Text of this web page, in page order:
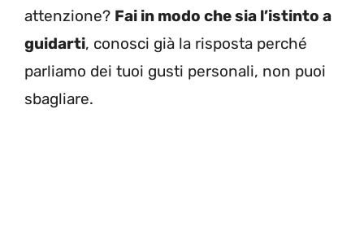
attenzione? Fai in modo che sia l’istinto a
guidarti, conosci già la risposta perché
parliamo dei tuoi gusti personali, non puoi
sbagliare.